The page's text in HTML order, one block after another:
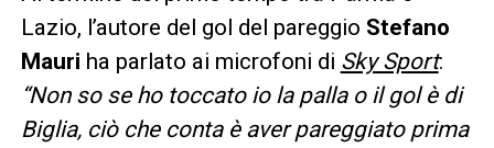
Lazio, l’autore del gol del pareggio Stefano
Mauri ha parlato ai microfoni di Sky Sport:
“Non so se ho toccato io la palla o il gol è di
Biglia, ciò che conta è aver pareggiato prima